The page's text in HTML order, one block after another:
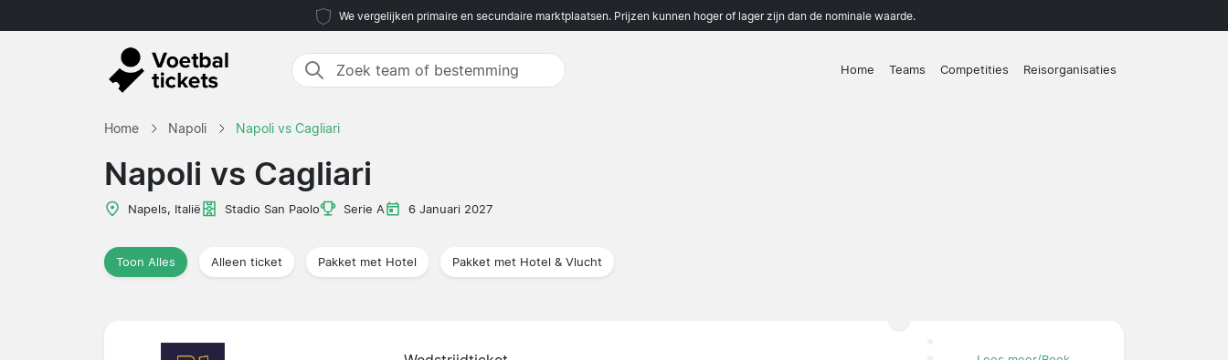
We vergelijken primaire en secundaire marktplaatsen. Prijzen kunnen hoger of lager zijn dan de nominale waarde.
Home Teams Competities Reisorganisaties
Home Napoli Napoli vs Cagliari
Napoli vs Cagliari
Napels, Italië Stadio San Paolo Serie A 6 Januari 2027
Toon Alles Alleen ticket Pakket met Hotel Pakket met Hotel & Vlucht